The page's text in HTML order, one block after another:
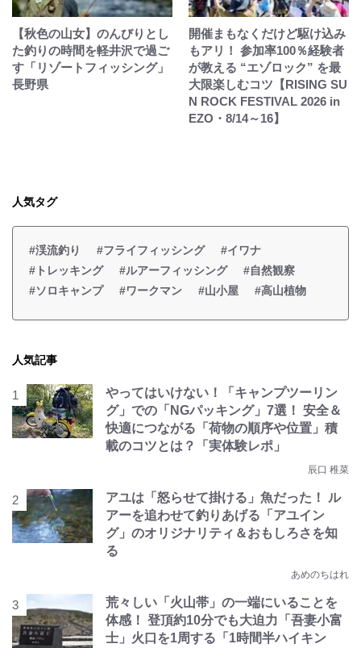
【秋色の山女】のんびりとし
た釣りの時間を軽井沢で過ご
す「リゾートフィッシング」
長野県
開催まもなくだけど駆け込み
もアリ！ 参加率100％経験者
が教える “エゾロック” を最
大限楽しむコツ【RISING SU
N ROCK FESTIVAL 2026 in
EZO・8/14～16】
人気タグ
#渓流釣り #フライフィッシング
#イワナ
#トレッキング
#ルアーフィッシング
#自然観察
#ソロキャンプ
#ワークマン #山小屋 #高山植物
人気記事
やってはいけない！「キャンプツーリン
グ」での「NGパッキング」7選！ 安全＆
快適につながる「荷物の順序や位置」積
載のコツとは？「実体験レポ」
辰口 稚菜
アユは「怒らせて掛ける」魚だった！ ル
アーを追わせて釣りあげる「アユイン
グ」のオリジナリティ＆おもしろさを知
る
あめのちはれ
荒々しい「火山帯」の一端にいることを
体感！ 登頂約10分でも大迫力「吾妻小富
士」火口を1周する「1時間半ハイキン